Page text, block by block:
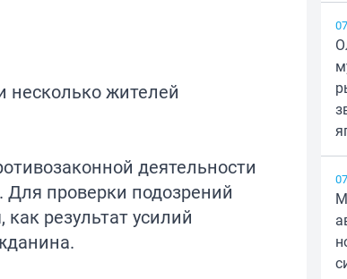
деятельности
Для проверки подозрений
результат усилий